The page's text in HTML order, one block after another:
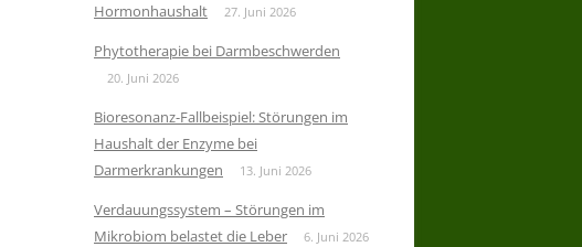
Hormonhaushalt
27. Juni 2026
Phytotherapie bei Darmbeschwerden
20. Juni 2026
Bioresonanz-Fallbeispiel: Störungen im
Haushalt der Enzyme bei
Darmerkrankungen
13. Juni 2026
Verdauungssystem – Störungen im
Mikrobiom belastet die Leber
6. Juni 2026